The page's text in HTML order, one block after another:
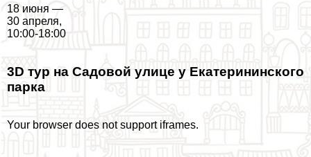
18 июня —
30 апреля,
10:00-18:00
3D тур на Садовой улице у Екатерининского
парка
Your browser does not support iframes.